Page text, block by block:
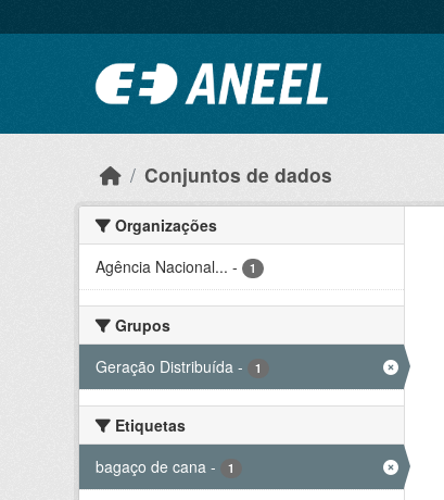
Conjuntos de dados
Organizações
Agência Nacional... - 1
Grupos
Geração Distribuída - 1
Etiquetas
bagaço de cana - 1